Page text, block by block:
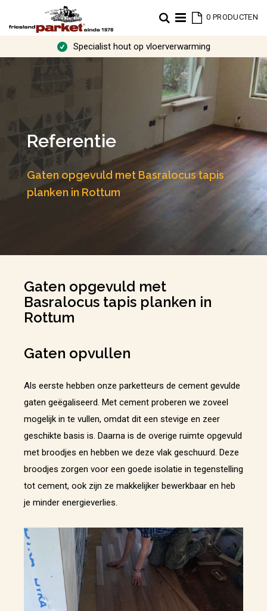
0 PRODUCTEN
Zoek
Specialist hout op vloerverwarming
Referentie
Gaten opgevuld met Basralocus tapis
planken in Rottum
Gaten opgevuld met
Basralocus tapis planken in
Rottum
Gaten opvullen
Als eerste hebben onze parketteurs de cement gevulde
gaten geëgaliseerd. Met cement proberen we zoveel
mogelijk in te vullen, omdat dit een stevige en zeer
geschikte basis is. Daarna is de overige ruimte opgevuld
met broodjes en hebben we deze vlak geschuurd. Deze
broodjes zorgen voor een goede isolatie in tegenstelling
tot cement, ook zijn ze makkelijker bewerkbaar en heb
je minder energieverlies.